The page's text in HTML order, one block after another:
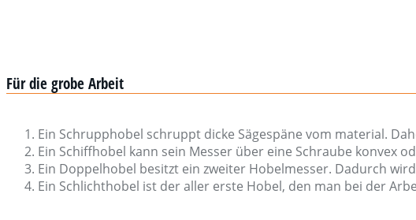
Für die grobe Arbeit
Ein Schrupphobel schruppt dicke Sägespäne vom material.
Ein Schiffhobel kann sein Messer über eine Schraube konvex
Ein Doppelhobel besitzt ein zweiter Hobelmesser. Dadurch
Ein Schlichthobel ist der aller erste Hobel, den man bei der